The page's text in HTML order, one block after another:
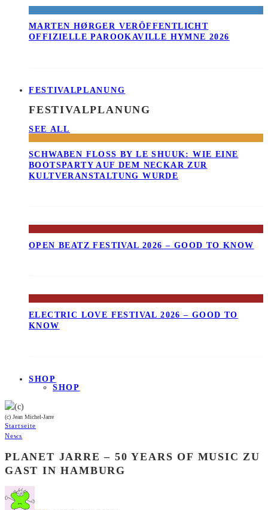
MARTEN HØRGER VERÖFFENTLICHT
OFFIZIELLE PAROOKAVILLE HYMNE 2026
FESTIVALPLANUNG
FESTIVALPLANUNG
SEE ALL
SCHWABEN FLOSS BY LE SHUUK: WIE EINE B
OOTSPARTY AUF DEM NECKAR ZUR K
ULTVERANSTALTUNG WURDE
OPEN BEATZ FESTIVAL 2026 – GOOD TO KNOW
ELECTRIC LOVE FESTIVAL 2026 – GOOD TO
KNOW
SHOP
SHOP
(c) Jean Michel-Jarre
Startseite
News
PLANET JARRE – 50 YEARS OF MUSIC ZU
GAST IN HAMBURG